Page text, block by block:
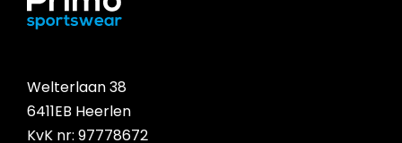
Welterlaan 38
6411EB Heerlen
KvK nr: 97778672